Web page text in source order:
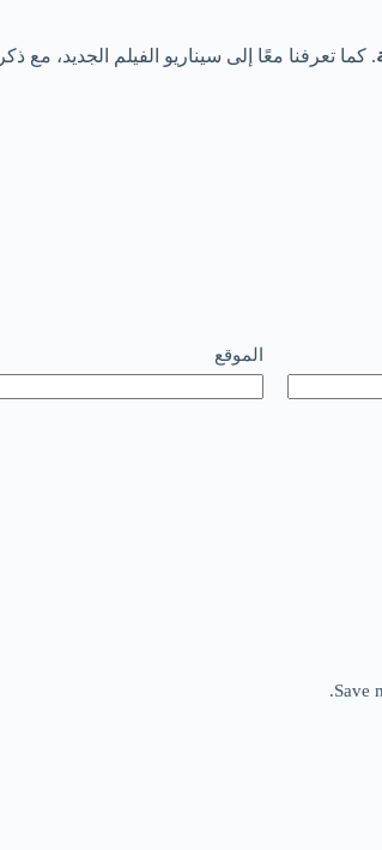
. كما تعرفنا معًا إلى سيناريو الفيلم الجديد،
الموقع
Save